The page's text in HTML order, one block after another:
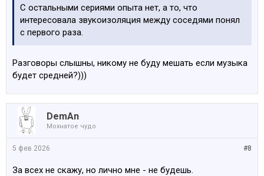
С остальными сериями опыта нет, а то, что
интересовала звукоизоляция между соседями понял
с первого раза.
Разговоры слышны, никому не буду мешать если музыка
будет средней?)))
DemAn
Мохнатое чудо
#8
5 фев 2026
За всех не скажу, но лично мне - не будешь.